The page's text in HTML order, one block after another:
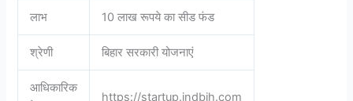
लाभ 10 लाख रूपये का सीड फंड
श्रेणी बिहार सरकारी योजनाएं
आधिकारिक
https://startup.indbih.com